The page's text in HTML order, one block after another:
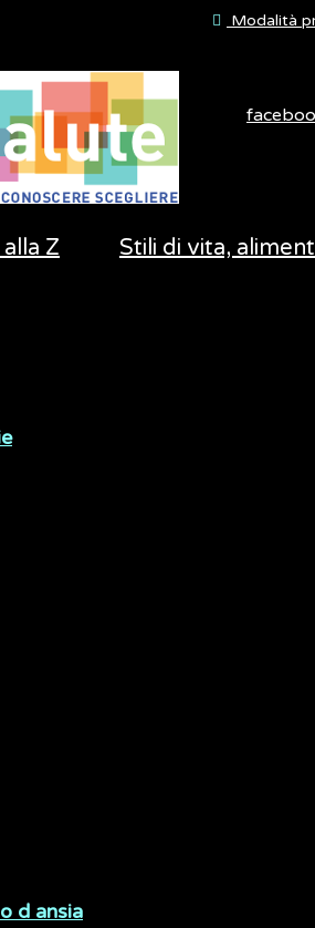
Modalità
Z Stili di vita,
d ansia